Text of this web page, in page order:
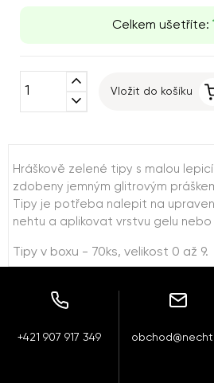
Celkem ušetříte:
expand_less
expand_more
Vložit do košíku
Hráškově zelené tipy s malou
zdobeny jemným glitrovým
Tipy je potřeba nalepit na
nehtu a aplikovat vrstvu gelu nebo
Tipy v boxu - 70ks, velikost 0 až 9.
+421 907 917 349